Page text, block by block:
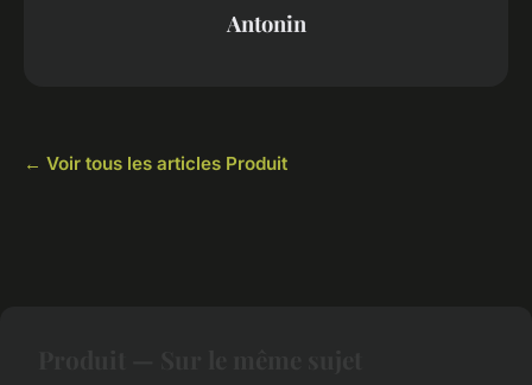
Antonin
← Voir tous les articles Produit